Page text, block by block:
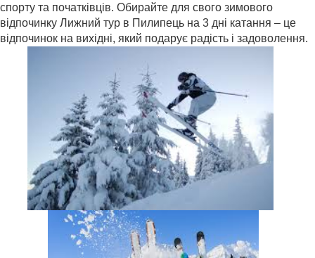
спорту та початківців. Обирайте для свого зимового
відпочинку Лижний тур в Пилипець на 3 дні катання – це
відпочинок на вихідні, який подарує радість і задоволення.